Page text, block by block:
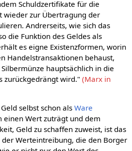
Schuldzertifikate für die
wieder zur Übertragung der
Andrerseits, wie sich das
die Funktion des Geldes als
es eigne Existenzformen, worin
Handelstransaktionen behaust,
hauptsächlich in die
zurückgedrängt wird." (Marx in
selbst schon als Ware
Wert zuträgt und dem
Geld zu schaffen zuweist, ist das
Werteintreibung, die den Borger